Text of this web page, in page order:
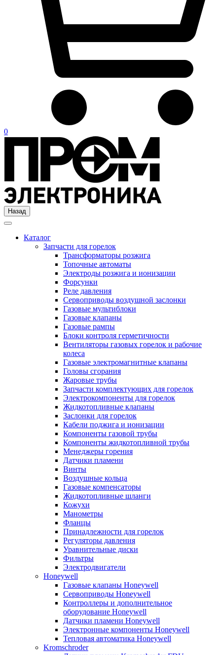
0
Назад
Каталог
Запчасти для горелок
Трансформаторы розжига
Топочные автоматы
Электроды розжига и ионизации
Форсунки
Реле давления
Сервоприводы воздушной заслонки
Газовые мультиблоки
Газовые клапаны
Газовые рампы
Блоки контроля герметичности
Вентиляторы газовых горелок и рабочие
колеса
Газовые электромагнитные клапаны
Головы сгорания
Жаровые трубы
Запчасти комплектующих для горелок
Электрокомпоненты для горелок
Жидкотопливные клапаны
Заслонки для горелок
Кабели поджига и ионизации
Компоненты газовой трубы
Компоненты жидкотопливной трубы
Менеджеры горения
Датчики пламени
Винты
Воздушные кольца
Газовые компенсаторы
Жидкотопливные шланги
Кожухи
Манометры
Фланцы
Принадлежности для горелок
Регуляторы давления
Уравнительные диски
Фильтры
Электродвигатели
Honeywell
Газовые клапаны Honeywell
Сервоприводы Honeywell
Контроллеры и дополнительное
оборудование Honeywell
Датчики пламени Honeywell
Электронные компоненты Honeywell
Тепловая автоматика Honeywell
Kromschroder